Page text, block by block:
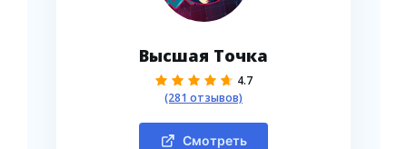
Высшая Точка
4.7
(281 отзывов)
Смотреть